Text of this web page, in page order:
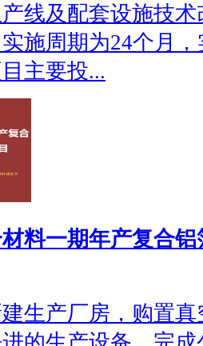
线及配套设施技
施周期为24个月
主要投...
料一期年产复合
生产厂房，购置